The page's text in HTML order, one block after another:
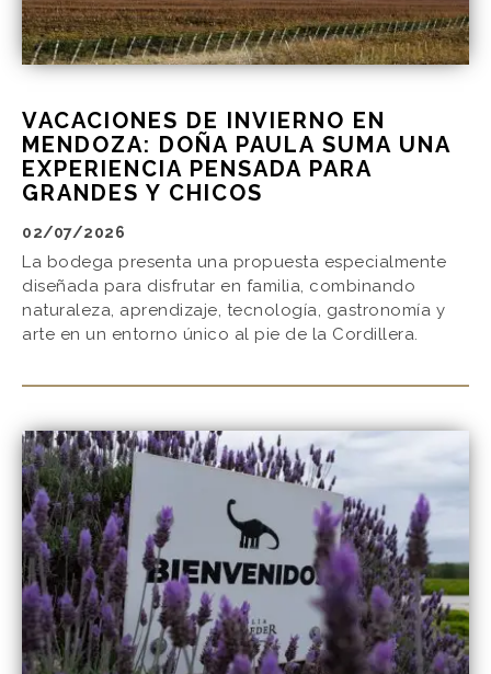
VACACIONES DE INVIERNO EN
MENDOZA: DOÑA PAULA SUMA UNA
EXPERIENCIA PENSADA PARA
GRANDES Y CHICOS
02/07/2026
La bodega presenta una propuesta especialmente
diseñada para disfrutar en familia, combinando
naturaleza, aprendizaje, tecnología, gastronomía y
arte en un entorno único al pie de la Cordillera.